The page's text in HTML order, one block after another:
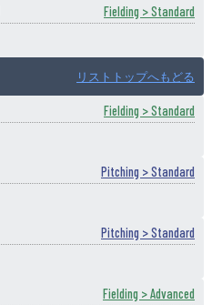
Fielding > Standard
リストトップへもどる
Fielding > Standard
Pitching > Standard
Pitching > Standard
Fielding > Advanced